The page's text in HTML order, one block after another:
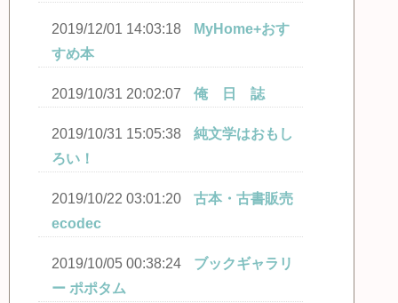
2019/12/01 14:03:18
MyHome+おす
すめ本
2019/10/31 20:02:07 俺 日 誌
2019/10/31 15:05:38
純文学はおもし
ろい！
2019/10/22 03:01:20
古本・古書販売
ecodec
2019/10/05 00:38:24
ブックギャラリ
ー ポポタム